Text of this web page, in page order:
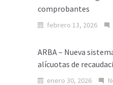
comprobantes
febrero 13, 2026
ARBA – Nueva
alícuotas de
enero 30, 2026